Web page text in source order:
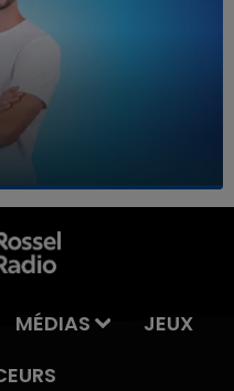
MÉDIAS
JEUX